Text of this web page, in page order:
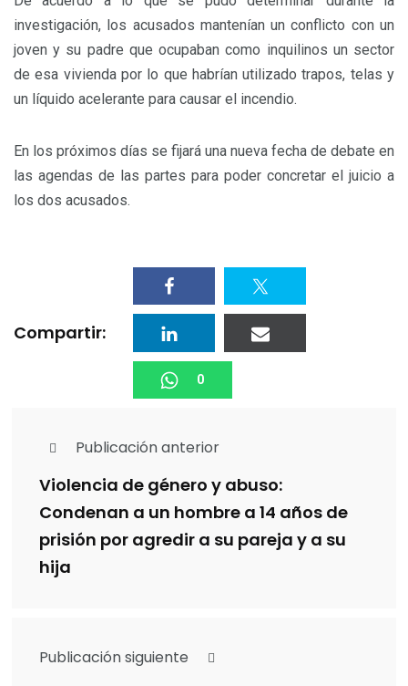
investigación, los acusados mantenían un conflicto con un
joven y su padre que ocupaban como inquilinos un sector
de esa vivienda por lo que habrían utilizado trapos, telas y
un líquido acelerante para causar el incendio.
En los próximos días se fijará una nueva fecha de debate en
las agendas de las partes para poder concretar el juicio a
los dos acusados.
Compartir:
0
Publicación anterior
Violencia de género y abuso:
Condenan a un hombre a 14 años de
prisión por agredir a su pareja y a su
hija
Publicación siguiente